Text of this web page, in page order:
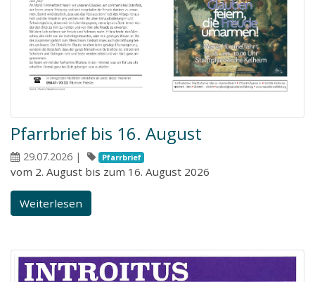
Pfarrbrief bis 16. August
29.07.2026 | Pfarrbrief
vom 2. August bis zum 16. August 2026
Weiterlesen